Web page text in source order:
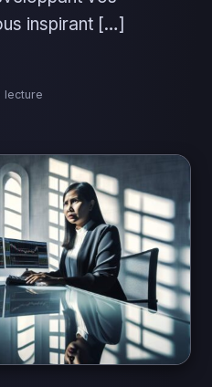
inspirant […]
lecture